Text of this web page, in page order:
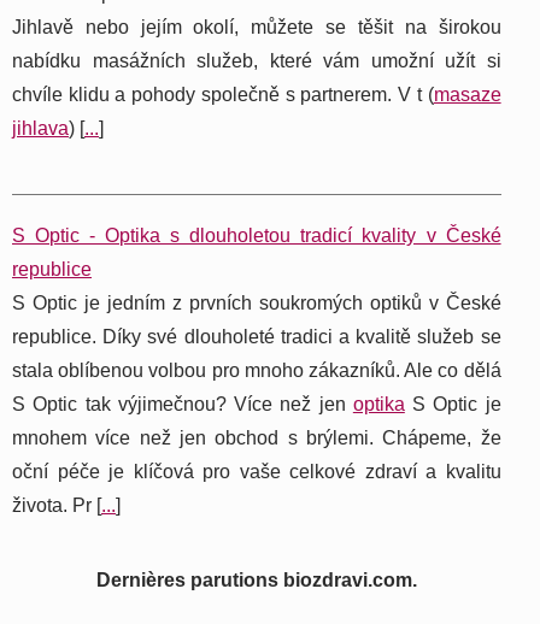
Jihlavě nebo jejím okolí, můžete se těšit na širokou
nabídku masážních služeb, které vám umožní užít si
chvíle klidu a pohody společně s partnerem. V t (masaze
jihlava) [...]
S Optic - Optika s dlouholetou tradicí kvality v České
republice
S Optic je jedním z prvních soukromých optiků v České
republice. Díky své dlouholeté tradici a kvalitě služeb se
stala oblíbenou volbou pro mnoho zákazníků. Ale co dělá
S Optic tak výjimečnou? Více než jen optika S Optic je
mnohem více než jen obchod s brýlemi. Chápeme, že
oční péče je klíčová pro vaše celkové zdraví a kvalitu
života. Pr [...]
Dernières parutions biozdravi.com.